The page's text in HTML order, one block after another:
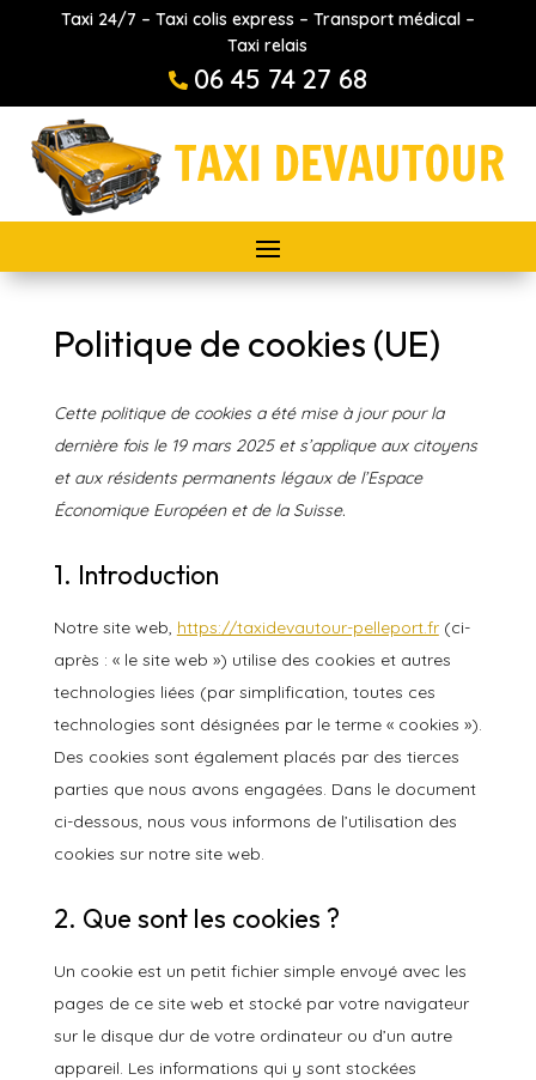
Taxi 24/7 – Taxi colis express – Transport médical –
Taxi relais
 06 45 74 27 68
Politique de cookies (UE)
Cette politique de cookies a été mise à jour pour la
dernière fois le 19 mars 2025 et s’applique aux citoyens
et aux résidents permanents légaux de l’Espace
Économique Européen et de la Suisse.
1. Introduction
Notre site web, https://taxidevautour-pelleport.fr(ci-
après : « le site web ») utilise des cookies et autres
technologies liées (par simplification, toutes ces
technologies sont désignées par le terme « cookies »).
Des cookies sont également placés par des tierces
parties que nous avons engagées. Dans le document
ci-dessous, nous vous informons de l’utilisation des
cookies sur notre site web.
2. Que sont les cookies ?
Un cookie est un petit fichier simple envoyé avec les
pages de ce site web et stocké par votre navigateur
sur le disque dur de votre ordinateur ou d’un autre
appareil. Les informations qui y sont stockées